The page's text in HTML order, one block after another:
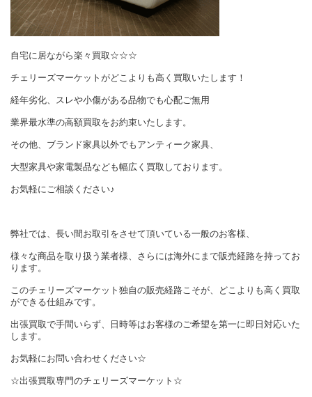
自宅に居ながら楽々買取☆☆☆
チェリーズマーケットがどこよりも高く買取いたします！
経年劣化、スレや小傷がある品物でも心配ご無用
業界最水準の高額買取をお約束いたします。
その他、ブランド家具以外でもアンティーク家具、
大型家具や家電製品なども幅広く買取しております。
お気軽にご相談ください♪
弊社では、長い間お取引をさせて頂いている一般のお客様、
様々な商品を取り扱う業者様、さらには海外にまで販売経路を持ってお
ります。
このチェリーズマーケット独自の販売経路こそが、どこよりも高く買取
ができる仕組みです。
出張買取で手間いらず、日時等はお客様のご希望を第一に即日対応いた
します。
お気軽にお問い合わせください☆
☆出張買取専門のチェリーズマーケット☆